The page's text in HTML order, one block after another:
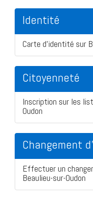
Identité
Carte d'identité sur
Citoyenneté
Inscription sur les
Oudon
Changement
Effectuer un
Beaulieu-sur-Oudon